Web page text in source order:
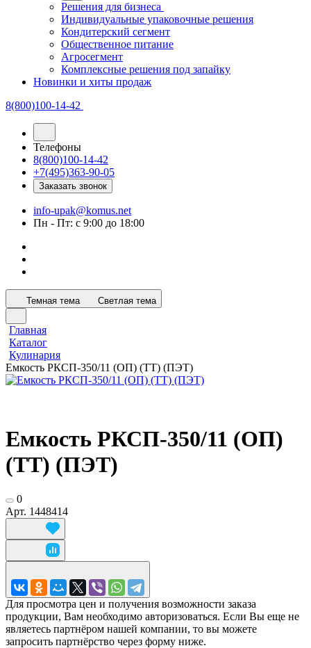
Решения для бизнеса
Индивидуальные упаковочные решения
Кондитерский сегмент
Общественное питание
Агросегмент
Комплексные решения под запайку
Новинки и хиты продаж
8(800)100-14-42
Телефоны
8(800)100-14-42
+7(495)363-90-05
Заказать звонок
info-upak@komus.net
Пн - Пт: с 9:00 до 18:00
Темная тема Светлая тема
Главная
Каталог
Кулинария
Емкость РКСП-350/11 (ОП) (ТТ) (ПЭТ)
Емкость РКСП-350/11 (ОП)
(ТТ) (ПЭТ)
0
Арт. 1448414
Для просмотра цен и получения возможности заказа
продукции, Вам необходимо авторизоваться. Если Вы еще не
являетесь партнёром нашей компании, то вы можете
запросить партнёрство через форму ниже.